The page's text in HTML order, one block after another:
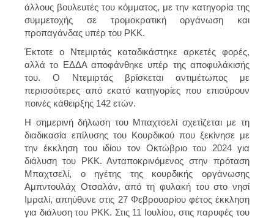
άλλους βουλευτές του κόμματος, με την κατηγορία της
συμμετοχής σε τρομοκρατική οργάνωση και
προπαγάνδας υπέρ του PKK.
Έκτοτε ο Ντεμιρτάς καταδικάστηκε αρκετές φορές,
αλλά το ΕΔΔΑ αποφάνθηκε υπέρ της αποφυλάκισής
του. Ο Ντεμιρτάς βρίσκεται αντιμέτωπος με
περισσότερες από εκατό κατηγορίες που επισύρουν
ποινές κάθειρξης 142 ετών.
Η σημερινή δήλωση του Μπαχτσελί σχετίζεται με τη
διαδικασία επίλυσης του Κουρδικού που ξεκίνησε με
την έκκληση του ιδίου τον Οκτώβριο του 2024 για
διάλυση του ΡΚΚ. Ανταποκρινόμενος στην πρόταση
Μπαχτσελί, ο ηγέτης της κουρδικής οργάνωσης
Αμπντουλάχ Οτσαλάν, από τη φυλακή του στο νησί
Ιμραλί, απηύθυνε στις 27 Φεβρουαρίου φέτος έκκληση
για διάλυση του ΡΚΚ. Στις 11 Ιουλίου, στις παρυφές του